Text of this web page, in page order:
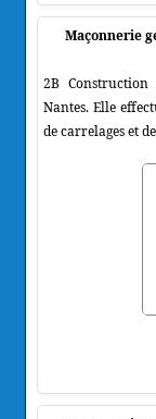
Maçonnerie
2B
Nantes. Elle
de carrelages et